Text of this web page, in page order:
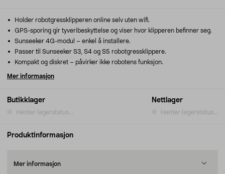
Butikklager
Henter lagerstatus...
Nettlager
Henter lagerstatus...
Holder robotgressklipperen online selv uten wifi.
GPS-sporing gir tyveribeskyttelse og viser hvor klipperen befinner seg.
Sunseeker 4G-modul – enkel å installere.
Passer til Sunseeker S3, S4 og S5 robotgressklippere.
Kompakt og diskret – påvirker ikke robotens funksjon.
Mer informasjon
Produktinformasjon
Mer informasjon